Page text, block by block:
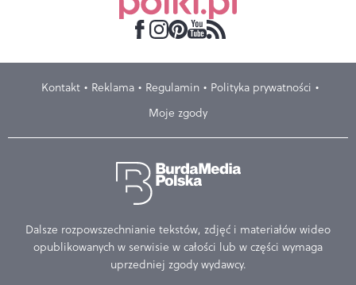
Kontakt Reklama Regulamin
Polityka prywatności
Moje zgody
Dalsze rozpowszechnianie tekstów, zdjęć i materiałów wideo
opublikowanych w serwisie w całości lub w części wymaga
uprzedniej zgody wydawcy.